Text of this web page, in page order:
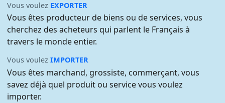
Vous voulez EXPORTER
Vous êtes producteur de biens ou de services, vous
cherchez des acheteurs qui parlent le Français à
travers le monde entier.
Vous voulezIMPORTER
Vous êtes marchand, grossiste, commerçant, vous
savez déjà quel produit ou service vous voulez
importer.